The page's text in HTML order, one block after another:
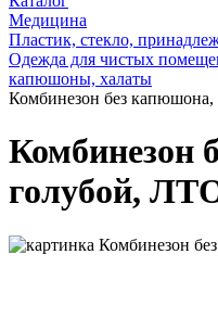
Медицина
Пластик, стекло,
Одежда для чистых
капюшоны, халаты
Комбинезон без
Комбинезон
голубой,